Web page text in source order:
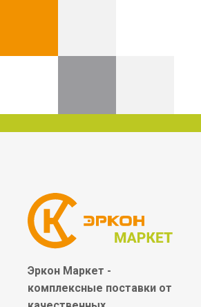
Эркон Маркет -
комплексные поставки от